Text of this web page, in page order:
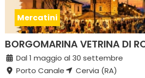
Mercatini
BORGOMARINA VETRINA DI
Dal 1 maggio al 30 settembre
Porto Canale
Cervia (RA)